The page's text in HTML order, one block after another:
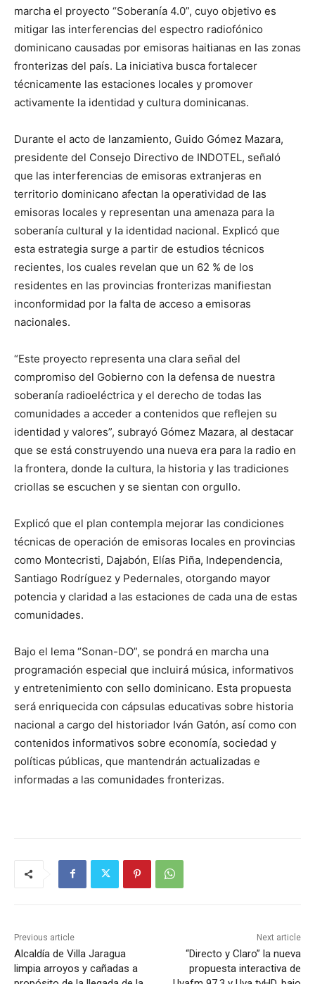
marcha el proyecto “Soberanía 4.0”, cuyo objetivo es
mitigar las interferencias del espectro radiofónico
dominicano causadas por emisoras haitianas en las zonas
fronterizas del país. La iniciativa busca fortalecer
técnicamente las estaciones locales y promover
activamente la identidad y cultura dominicanas.
Durante el acto de lanzamiento, Guido Gómez Mazara,
presidente del Consejo Directivo de INDOTEL, señaló
que las interferencias de emisoras extranjeras en
territorio dominicano afectan la operatividad de las
emisoras locales y representan una amenaza para la
soberanía cultural y la identidad nacional. Explicó que
esta estrategia surge a partir de estudios técnicos
recientes, los cuales revelan que un 62 % de los
residentes en las provincias fronterizas manifiestan
inconformidad por la falta de acceso a emisoras
nacionales.
“Este proyecto representa una clara señal del
compromiso del Gobierno con la defensa de nuestra
soberanía radioeléctrica y el derecho de todas las
comunidades a acceder a contenidos que reflejen su
identidad y valores”, subrayó Gómez Mazara, al destacar
que se está construyendo una nueva era para la radio en
la frontera, donde la cultura, la historia y las tradiciones
criollas se escuchen y se sientan con orgullo.
Explicó que el plan contempla mejorar las condiciones
técnicas de operación de emisoras locales en provincias
como Montecristi, Dajabón, Elías Piña, Independencia,
Santiago Rodríguez y Pedernales, otorgando mayor
potencia y claridad a las estaciones de cada una de estas
comunidades.
Bajo el lema “Sonan-DO”, se pondrá en marcha una
programación especial que incluirá música, informativos
y entretenimiento con sello dominicano. Esta propuesta
será enriquecida con cápsulas educativas sobre historia
nacional a cargo del historiador Iván Gatón, así como con
contenidos informativos sobre economía, sociedad y
políticas públicas, que mantendrán actualizadas e
informadas a las comunidades fronterizas.
Previous article
Alcaldía de Villa Jaragua
limpia arroyos y cañadas a
Next article
“Directo y Claro” la nueva
propuesta interactiva de